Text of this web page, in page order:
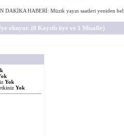
DAKİKA HABERİ: Müzik yayın saatleri yeniden
okuyor. (0 Kayıtlı üye ve 1 Misafir)
Yok
Yok